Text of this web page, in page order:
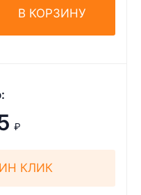
В КОРЗИНУ
₽
КЛИК